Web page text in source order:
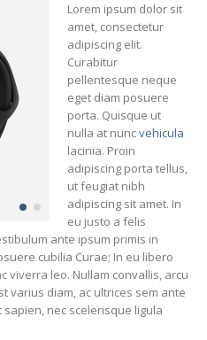
Lorem ipsum dolor sit
amet, consectetur
adipiscing elit.
Curabitur
pellentesque neque
eget diam posuere
porta. Quisque ut
nulla at nuncvehicula
lacinia. Proin
adipiscing porta tellus,
ut feugiat nibh
adipiscing sit amet. In
eu justo a felis
ante ipsum primis in
cubilia Curae; In eu libero
viverra leo. Nullam convallis, arcu
varius diam, ac ultrices sem ante
nec scelerisque ligula